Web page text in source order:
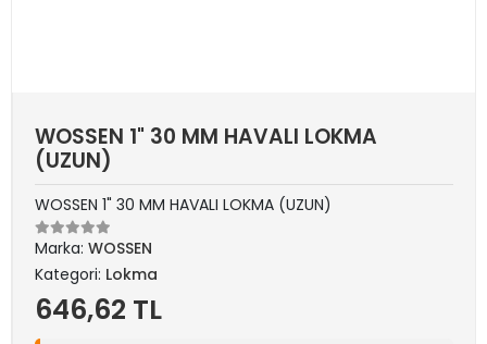
WOSSEN 1" 30 MM HAVALI LOKMA
(UZUN)
WOSSEN 1" 30 MM HAVALI LOKMA (UZUN)
Marka: WOSSEN
Kategori: Lokma
646,62 TL